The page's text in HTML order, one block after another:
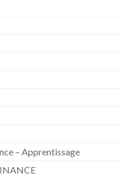
– Apprentissage